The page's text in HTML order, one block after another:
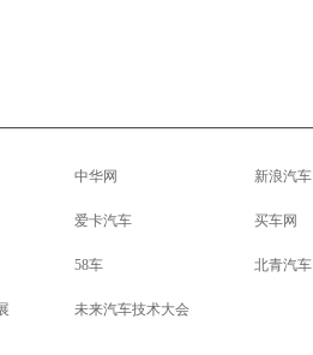
中华网 新浪汽车
爱卡汽车 买车网
58车 北青汽车
未来汽车技术大会